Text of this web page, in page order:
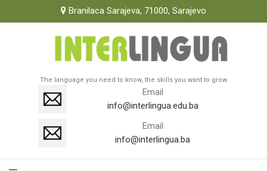
Branilaca Sarajeva, 71000, Sarajevo
The language you need to know, the skills you want to grow
Email
info@interlingua.edu.ba
Email
info@interlingua.ba